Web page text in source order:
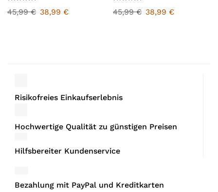
45,99€ 38,99 € 45,99€ 38,99 €
Risikofreies Einkaufserlebnis
Hochwertige Qualität zu günstigen Preisen
Hilfsbereiter Kundenservice
Bezahlung mit PayPal und Kreditkarten